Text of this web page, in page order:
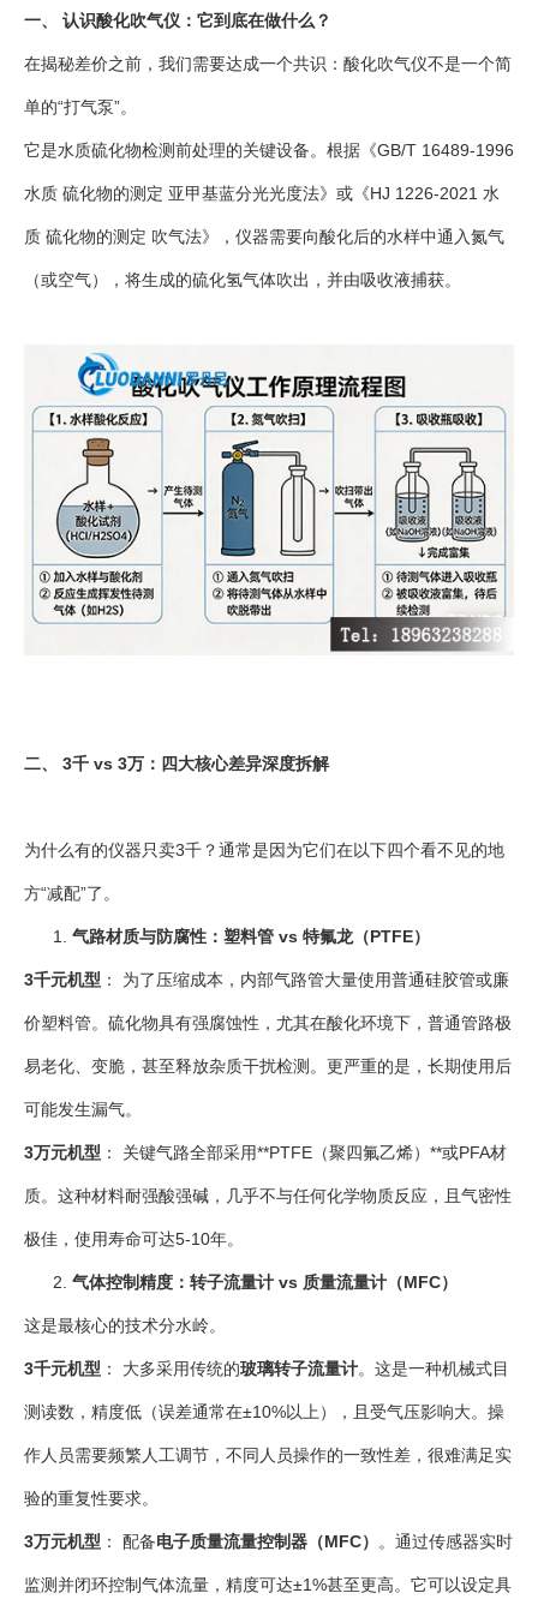
一、 认识酸化吹气仪：它到底在做什么？
在揭秘差价之前，我们需要达成一个共识：酸化吹气仪不是一个简
单的“打气泵”。
它是水质硫化物检测前处理的关键设备。根据《GB/T 16489-1996
水质 硫化物的测定 亚甲基蓝分光光度法》或《HJ 1226-2021 水
质 硫化物的测定 吹气法》，仪器需要向酸化后的水样中通入氮气
（或空气），将生成的硫化氢气体吹出，并由吸收液捕获。
二、 3千 vs 3万：四大核心差异深度拆解
为什么有的仪器只卖3千？通常是因为它们在以下四个看不见的地
方“减配”了。
气路材质与防腐性：塑料管 vs 特氟龙（PTFE）
3千元机型 ： 为了压缩成本，内部气路管大量使用普通硅胶管或廉
价塑料管。硫化物具有强腐蚀性，尤其在酸化环境下，普通管路极
易老化、变脆，甚至释放杂质干扰检测。更严重的是，长期使用后
可能发生漏气。
3万元机型 ： 关键气路全部采用**PTFE（聚四氟乙烯）**或PFA材
质。这种材料耐强酸强碱，几乎不与任何化学物质反应，且气密性
极佳，使用寿命可达5-10年。
气体控制精度：转子流量计 vs 质量流量计（MFC）
这是最核心的技术分水岭。
3千元机型 ： 大多采用传统的玻璃转子流量计。这是一种机械式目
测读数，精度低（误差通常在±10%以上），且受气压影响大。操
作人员需要频繁人工调节，不同人员操作的一致性差，很难满足实
验的重复性要求。
3万元机型 ： 配备电子质量流量控制器（MFC） 。通过传感器实时
监测并闭环控制气体流量，精度可达±1%甚至更高。它可以设定具